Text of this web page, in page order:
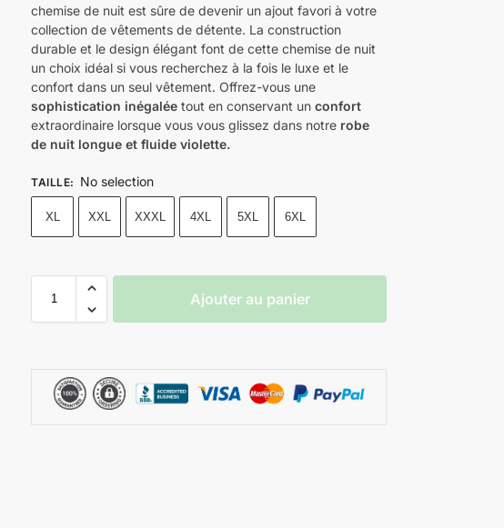
chemise de nuit est sûre de devenir un ajout favori à votre
collection de vêtements de détente. La construction
durable et le design élégant font de cette chemise de nuit
un choix idéal si vous recherchez à la fois le luxe et le
confort dans un seul vêtement. Offrez-vous une
sophistication inégalée tout en conservant unconfort
extraordinaire lorsque vous vous glissez dans notre robe
de nuit longue et fluide violette.
TAILLE: No selection
XL XXL XXXL 4XL 5XL 6XL
Ajouter au panier